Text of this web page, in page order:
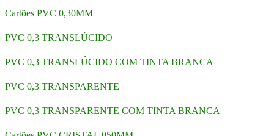
Cartões PVC 0,30MM
PVC 0,3 TRANSLÚCIDO
PVC 0,3 TRANSLÚCIDO COM TINTA BRANCA
PVC 0,3 TRANSPARENTE
PVC 0,3 TRANSPARENTE COM TINTA BRANCA